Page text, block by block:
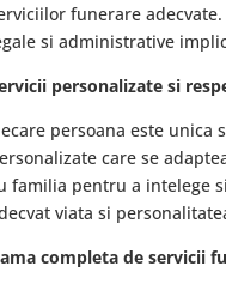
funerare
si administrative
personalizate si
persoana este unica
care se
familia pentru a intelege
viata si
completa de servicii